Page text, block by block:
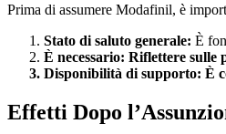
Prima di assumere Modafinil, è
Stato di saluto generale: È
È necessario: Riflettere
Disponibilità di supporto: È
Effetti Dopo